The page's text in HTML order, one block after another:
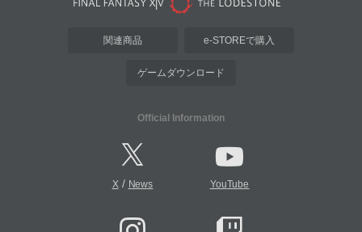
関連商品 e-STOREで購入
ゲームダウンロード
Official Information
X/ News YouTube